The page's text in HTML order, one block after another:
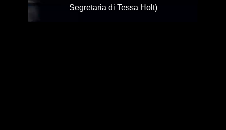
Segretaria di Tessa Holt)